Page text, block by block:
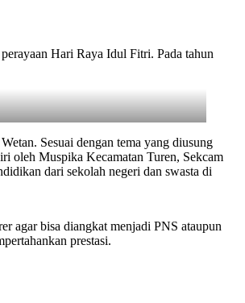
Hari Raya Idul Fitri. Pada tahun
Sesuai dengan tema yang diusung
oleh Muspika Kecamatan Turen, Sekcam
dari sekolah negeri dan swasta di
agar bisa diangkat menjadi PNS ataupun
prestasi.